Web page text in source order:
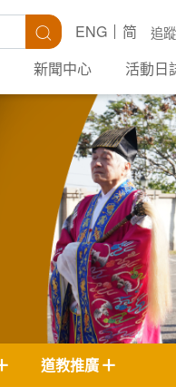
搜尋 追
ENG
简
新聞中心 活動日
道教推廣